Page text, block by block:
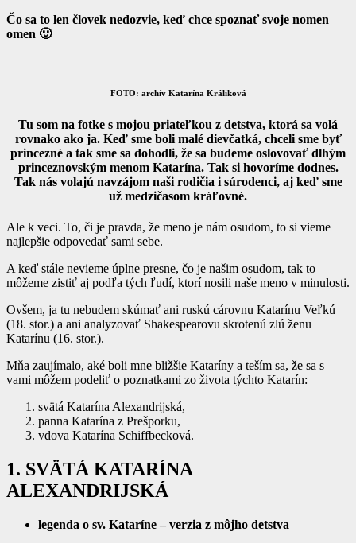
Čo sa to len človek nedozvie, keď chce spoznať svoje nomen
omen 🙂
FOTO: archív Katarína Králiková
Tu som na fotke s mojou priateľkou z detstva, ktorá sa volá
rovnako ako ja. Keď sme boli malé dievčatká, chceli sme byť
princezné a tak sme sa dohodli, že sa budeme oslovovať dlhým
princeznovským menom Katarína. Tak si hovoríme dodnes.
Tak nás volajú navzájom naši rodičia i súrodenci, aj keď sme
už medzičasom kráľovné.
Ale k veci. To, či je pravda, že meno je nám osudom, to si vieme
najlepšie odpovedať sami sebe.
A keď stále nevieme úplne presne, čo je našim osudom, tak to
môžeme zistiť aj podľa tých ľudí, ktorí nosili naše meno v minulosti.
Ovšem, ja tu nebudem skúmať ani ruskú cárovnu Katarínu Veľkú
(18. stor.) a ani analyzovať Shakespearovu skrotenú zlú ženu
Katarínu (16. stor.).
Mňa zaujímalo, aké boli mne bližšie Kataríny a teším sa, že sa s
vami môžem podeliť o poznatkami zo života týchto Katarín:
svätá Katarína Alexandrijská,
panna Katarína z Prešporku,
vdova Katarína Schiffbecková.
1. SVÄTÁ KATARÍNA
ALEXANDRIJSKÁ
legenda o sv. Kataríne – verzia z môjho detstva